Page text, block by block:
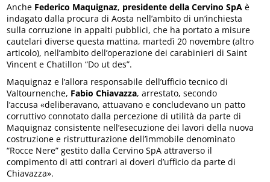
Anche Federico Maquignaz, presidente della Cervino SpA è
indagato dalla procura di Aosta nell’ambito di un’inchiesta
sulla corruzione in appalti pubblici, che ha portato a misure
cautelari diverse questa mattina, martedì 20 novembre (altro
articolo), nell’ambito dell’operazione dei carabinieri di Saint
Vincent e Chatillon “Do ut des”.
Maquignaz e l’allora responsabile dell’ufficio tecnico di
Valtournenche, Fabio Chiavazza, arrestato, secondo
l’accusa «deliberavano, attuavano e concludevano un patto
corruttivo connotato dalla percezione di utilità da parte di
Maquignaz consistente nell’esecuzione dei lavori della nuova
costruzione e ristrutturazione dell’immobile denominato
“Rocce Nere” gestito dalla Cervino SpA attraverso il
compimento di atti contrari ai doveri d’ufficio da parte di
Chiavazza».